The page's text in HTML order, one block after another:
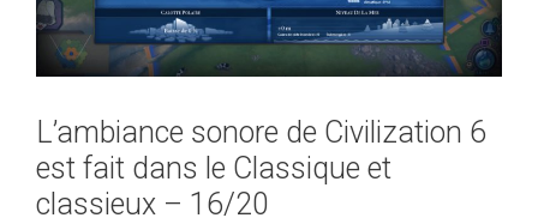
L’ambiance sonore de Civilization 6
est fait dans le Classique et
classieux – 16/20